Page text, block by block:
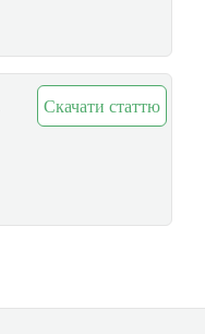
Скачати статтю